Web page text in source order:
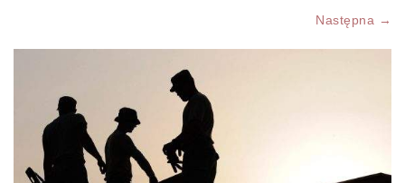
Następna →